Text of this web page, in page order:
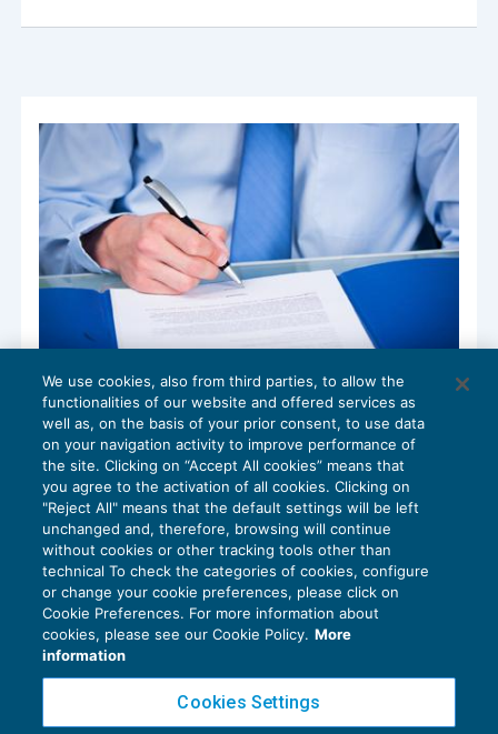
Le dimissioni del revisore legale – I° parte
CONTROLLO10/05/2018
diFrancesco Rizzi
Privacy Policy
Cookie Policy
We use cookies, also from third parties, to allow the
functionalities of our website and offered services as
well as, on the basis of your prior consent, to use data
on your navigation activity to improve performance of
the site. Clicking on “Accept All cookies” means that
you agree to the activation of all cookies. Clicking on
"Reject All" means that the default settings will be left
unchanged and, therefore, browsing will continue
without cookies or other tracking tools other than
technical To check the categories of cookies, configure
or change your cookie preferences, please click on
Cookie Preferences. For more information about
cookies, please see our Cookie Policy. More
information
Cookies Settings